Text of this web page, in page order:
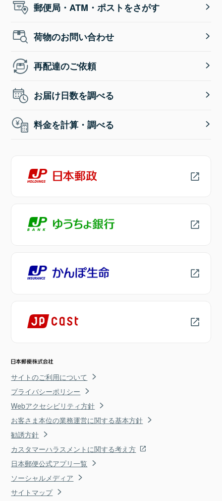
郵便局・ATM・ポストをさがす
荷物のお問い合わせ
再配達のご依頼
お届け日数を調べる
料金を計算・調べる
サイトのご利用について
プライバシーポリシー
Webアクセシビリティ方針
お客さま本位の業務運営に関する基本方針
勧誘方針
カスタマーハラスメントに関する考え方
日本郵便公式アプリ一覧
ソーシャルメディア
サイトマップ